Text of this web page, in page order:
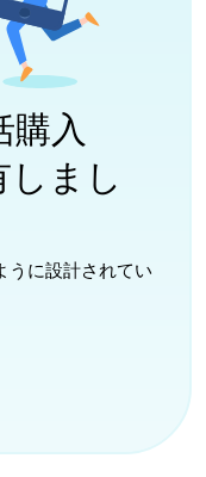
購入
まし
うに設計されてい